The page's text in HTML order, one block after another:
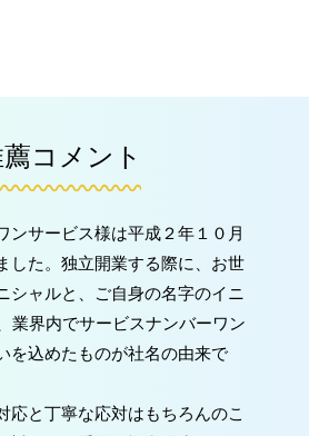
コメント
ンサービス様は平成２年１０月
した。独立開業する際に、お世
シャルと、ご自身の名字のイニ
業界内でサービスナンバーワン
を込めたものが社名の由来で
応と丁寧な応対はもちろんのこ